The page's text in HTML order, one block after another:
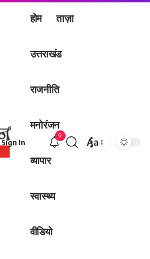
होम ताज़ा
उत्तराखंड
राजनीति
मनोरंजन
व्यापार
स्वास्थ्य
वीडियो
Sign In
9
Font
Aa